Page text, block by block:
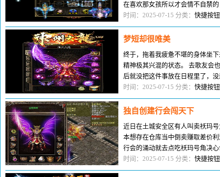
在喜欢那女孩所以才会情不自禁
从来不会要求他离异，只是由于喜
时间：2025-07-15 分类： 快捷按钮
梦短却很唯美
终于，拖着我疲惫不堪的身体坐
精神极其兴混的状态。 去歌友会
后就没把这件事放在日程里了，
又动摇了。借我一番纠结以
时间：2025-07-15 分类： 快捷按钮
独自创建行会闯天下
近日在土城安全区有人叫卖袄玛
本想存在仓库当中倒卖赚取差价
行会的涌动就去点吃袄玛号角决
原本想创建行会这么大的事情，怎
时间：2025-07-15 分类： 快捷按钮